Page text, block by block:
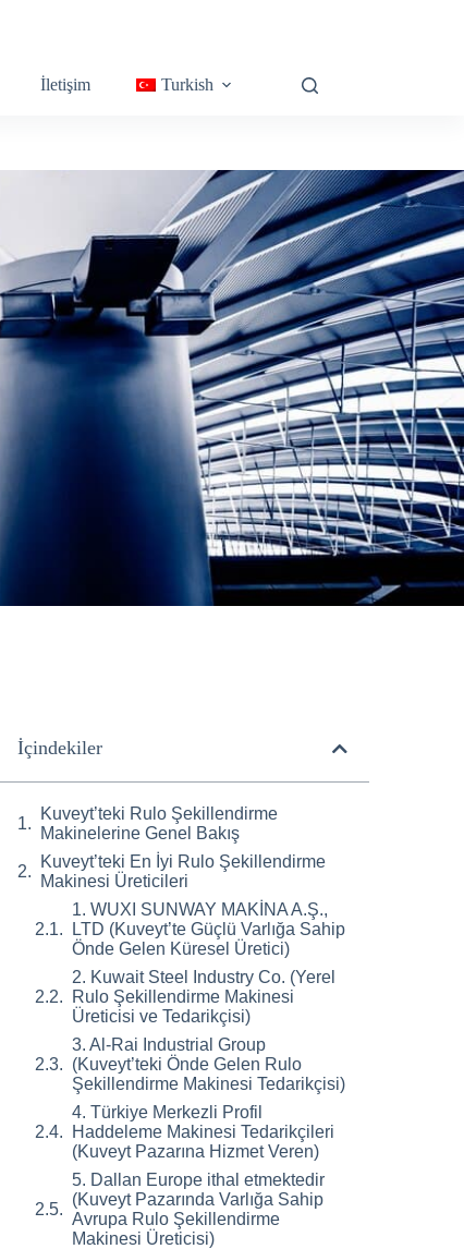
İletişim Turkish
İçindekiler
Kuveyt’teki Rulo Şekillendirme
Makinelerine Genel Bakış
Kuveyt’teki En İyi Rulo Şekillendirme
Makinesi Üreticileri
1. WUXI SUNWAY MAKİNA A.Ş.,
LTD (Kuveyt’te Güçlü Varlığa Sahip
Önde Gelen Küresel Üretici)
2. Kuwait Steel Industry Co. (Yerel
Rulo Şekillendirme Makinesi
Üreticisi ve Tedarikçisi)
3. Al-Rai Industrial Group
(Kuveyt’teki Önde Gelen Rulo
Şekillendirme Makinesi Tedarikçisi)
4. Türkiye Merkezli Profil
Haddeleme Makinesi Tedarikçileri
(Kuveyt Pazarına Hizmet Veren)
5. Dallan Europe ithal etmektedir
(Kuveyt Pazarında Varlığa Sahip
Avrupa Rulo Şekillendirme
Makinesi Üreticisi)